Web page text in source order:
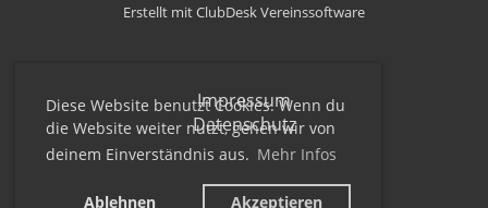
Diese Website benutzt Cookies. Wenn du
die Website weiter nutzt, gehen wir von
deinem Einverständnis aus. Mehr Infos
Ablehnen Akzeptieren
Erstellt mit ClubDesk Vereinssoftware
Impressum
Datenschutz